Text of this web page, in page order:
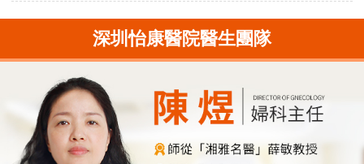
深圳怡康醫院醫生團隊